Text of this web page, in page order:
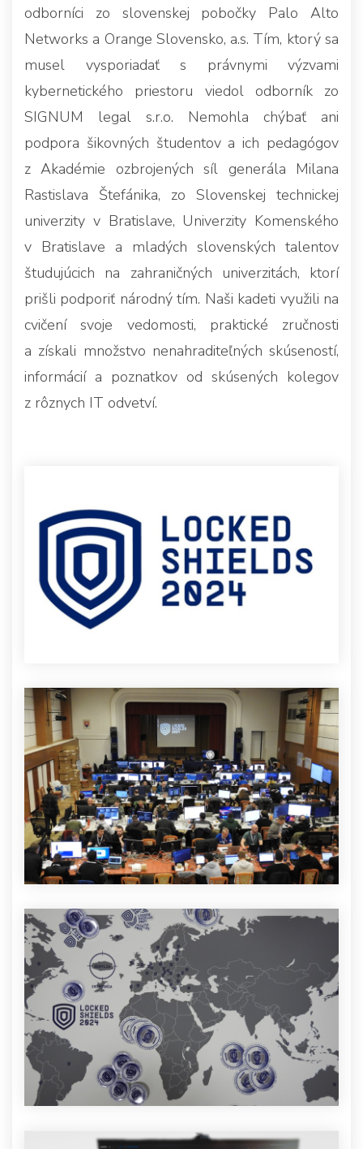
odborníci zo slovenskej pobočky Palo Alto
Networks a Orange Slovensko, a.s. Tím, ktorý sa
musel vysporiadať s právnymi výzvami
kybernetického priestoru viedol odborník zo
SIGNUM legal s.r.o. Nemohla chýbať ani
podpora šikovných študentov a ich pedagógov
z Akadémie ozbrojených síl generála Milana
Rastislava Štefánika, zo Slovenskej technickej
univerzity v Bratislave, Univerzity Komenského
v Bratislave a mladých slovenských talentov
študujúcich na zahraničných univerzitách, ktorí
prišli podporiť národný tím. Naši kadeti využili na
cvičení svoje vedomosti, praktické zručnosti
a získali množstvo nenahraditeľných skúseností,
informácií a poznatkov od skúsených kolegov
z rôznych IT odvetví.